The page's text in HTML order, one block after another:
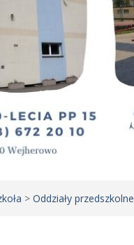
> Oddziały przedszkolne